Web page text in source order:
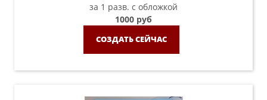
за 1 разв. с обложкой
1000 руб
СОЗДАТЬ СЕЙЧАС